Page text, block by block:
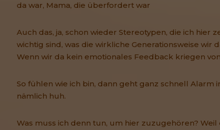
da war, Mama, die überfordert war
Auch das, ja, schon wieder Stereotypen, die ich hier
wichtig sind, was die wirkliche Generationsweise wir
Wenn wir da kein emotionales Feedback kriegen
So fühlen wie ich bin, dann geht ganz schnell Alarm
nämlich huh.
Was muss ich denn tun, um hier zuzugehören?